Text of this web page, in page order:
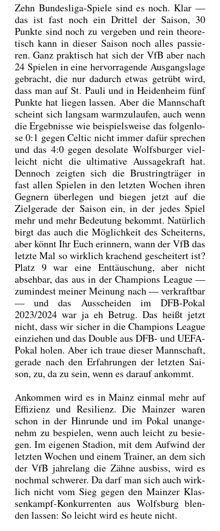
Zehn Bun­des­li­ga-Spie­le sind es noch. Klar —
das ist fast noch ein Drit­tel der Sai­son, 30
Punk­te sind noch zu ver­ge­ben und rein theo­re­
tisch kann in die­ser Sai­son noch alles pas­sie­
ren. Ganz prak­tisch hat sich der VfB aber nach
24 Spie­len in eine her­vor­ra­gen­de Aus­gangs­la­ge
gebracht, die nur dadurch etwas getrübt wird,
dass man auf St. Pau­li und in Hei­den­heim fünf
Punk­te hat lie­gen las­sen. Aber die Mann­schaft
scheint sich lang­sam warm­zu­lau­fen, auch wenn
die Ergeb­nis­se wie bei­spiels­wei­se das fol­gen­lo­
se 0:1 gegen Cel­tic nicht immer dafür spre­chen
und das 4:0 gegen deso­la­te Wolfs­bur­ger viel­
leicht nicht die ulti­ma­ti­ve Aus­sa­ge­kraft hat.
Den­noch zeig­ten sich die Brust­ring­trä­ger in
fast allen Spie­len in den letz­ten Wochen ihren
Geg­nern über­le­gen und bie­gen jetzt auf die
Ziel­ge­ra­de der Sai­son ein, in der jedes Spiel
mehr und mehr Bedeu­tung bekommt. Natür­lich
birgt das auch die Mög­lich­keit des Schei­terns,
aber könnt Ihr Euch erin­nern, wann der VfB das
letz­te Mal so wirk­lich kra­chend geschei­tert ist?
Platz 9 war eine Ent­täu­schung, aber nicht
abseh­bar, das aus in der Cham­pi­ons League —
zumin­dest mei­ner Mei­nung nach — ver­kraft­bar
— und das Aus­schei­den im DFB-Pokal
2023/2024 war ja eh Betrug. Das heißt jetzt
nicht, dass wir sicher in die Cham­pi­ons League
ein­zie­hen und das Dou­ble aus DFB- und UEFA-
Pokal holen. Aber ich traue die­ser Mann­schaft,
gera­de nach den Erfah­run­gen der letz­ten Sai­
son, zu, da zu sein, wenn es dar­auf ankommt.
Ankom­men wird es in Mainz ein­mal mehr auf
Effi­zi­enz und Resi­li­enz. Die Main­zer waren
schon in der Hin­run­de und im Pokal unan­ge­
nehm zu bespie­len, wenn auch leicht zu besie­
gen. Im eige­nen Sta­di­on, mit dem Auf­wind der
letz­ten Wochen und einem Trai­ner, an dem sich
der VfB jah­re­lang die Zäh­ne aus­biss, wird es
noch­mal schwe­rer. Da darf man sich auch wirk­
lich nicht vom Sieg gegen den Main­zer Klas­
sen­kampf-Kon­kur­ren­ten aus Wolfs­burg blen­
den las­sen: So leicht wird es heu­te nicht.